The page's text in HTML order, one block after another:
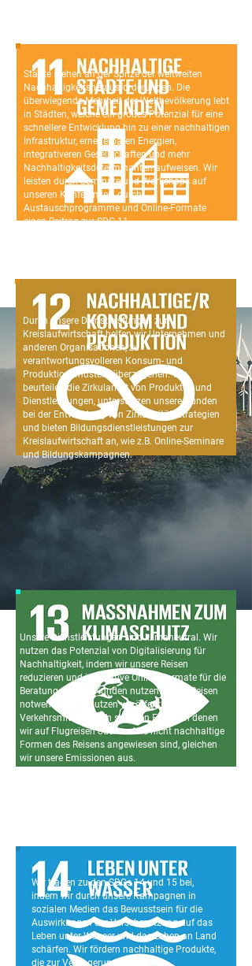
Städte stehen an der Spitze der weltweiten
Nachhaltigkeitsherausforderungen. Die
überwiegende Mehrheit der Weltbevölkerung lebt
in Städten, welche ein großes Potenzial für eine
schnellere Entwicklung hin zu einer nachhaltigen
Infrastruktur, erneuerbaren Energien,
integrativeren Gesellschaften und mehr
Nachhaltigkeitsdeterminanten aufweisen. Wir
leisten durch Seminare und Workshops auf
unseren Konferenzen, durch
Austauschprogramme und Online-Formate
einen Beitrag zur SDG 11.
Durch unsere Dienstleistungen zur
Kreislaufwirtschaft helfen wir Unternehmen und
anderen Organisationen, zu
verantwortungsvolleren Konsum- und
Produktionsmustern überzugehen. Wir
beurteilen die Zirkularität von Produkten und
Dienstleistungen, unterstützen unsere Kunden
bei der Entwicklung von Zirkularitätsstrategien
und bieten Bildungsdienstleistungen zur
Kreislaufwirtschaft an, wie z.B. Online-Seminare
und Bildungskampagnen.
Unsere Dienstleistungen sind klimaneutral. Wir
nutzen das Potenzial von Digitalisierung für
Nachhaltigkeit, indem wir unsere Reisen
reduzieren und innovative Online-Formate für die
Beratung unserer Kunden nutzen. Wenn Reisen
notwendig sind, nutzen wir öffentliche
Verkehrsmittel. In den seltenen Fällen, in denen
wir auf Flugreisen oder andere nicht nachhaltige
Formen des Reisens angewiesen sind, gleichen
wir unsere Emissionen aus.
Wir tragen zu den SDGs 14 und 15 bei,
indem wir durch unsere Kampagnen in
sozialen Medien das Bewusstsein für die
Auswirkungen der Verschmutzung auf das
Leben unter Wasser und das Leben an Land
schärfen. Wir fördern nachhaltige Produkte,
die zur Verringerung der